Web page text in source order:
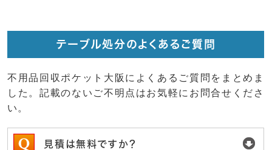
テーブル処分のよくあるご質問
不用品回収ポケット大阪によくあるご質問をまとめま
した。記載のないご不明点はお気軽にお問合せくださ
い。
見積は無料ですか？